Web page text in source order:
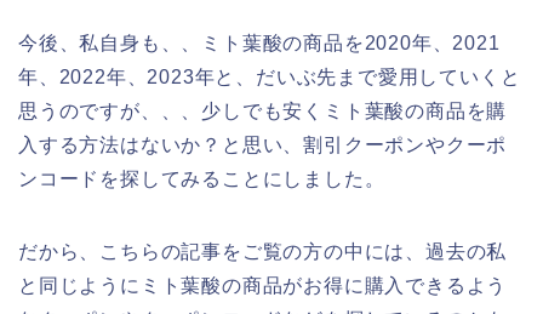
今後、私自身も、、ミト葉酸の商品を2020年、2021
年、2022年、2023年と、だいぶ先まで愛用していくと
思うのですが、、、少しでも安くミト葉酸の商品を購
入する方法はないか？と思い、割引クーポンやクーポ
ンコードを探してみることにしました。
だから、こちらの記事をご覧の方の中には、過去の私
と同じようにミト葉酸の商品がお得に購入できるよう